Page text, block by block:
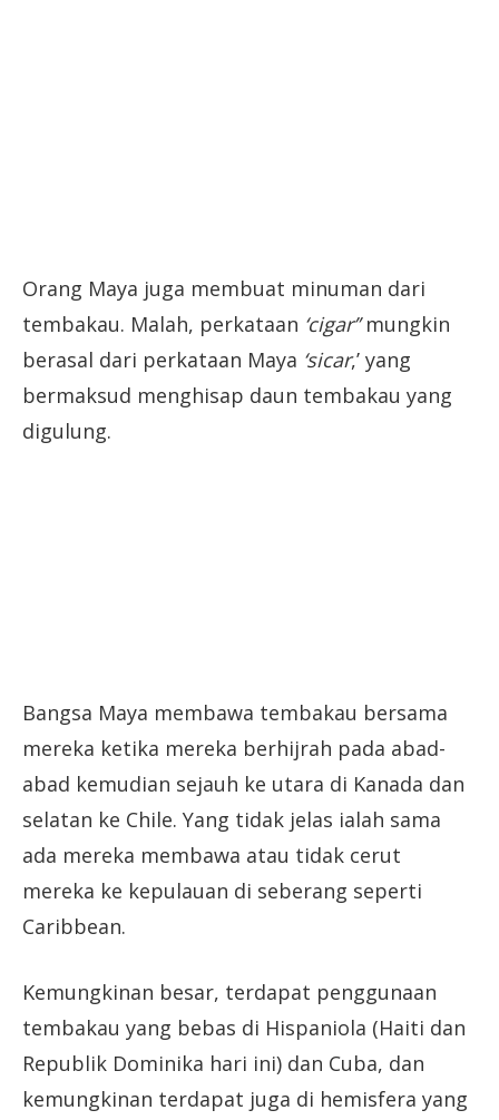
Orang Maya juga membuat minuman dari
tembakau. Malah, perkataan ‘cigar’’mungkin
berasal dari perkataan Maya ‘sicar,’ yang
bermaksud menghisap daun tembakau yang
digulung.
Bangsa Maya membawa tembakau bersama
mereka ketika mereka berhijrah pada abad-
abad kemudian sejauh ke utara di Kanada dan
selatan ke Chile. Yang tidak jelas ialah sama
ada mereka membawa atau tidak cerut
mereka ke kepulauan di seberang seperti
Caribbean.
Kemungkinan besar, terdapat penggunaan
tembakau yang bebas di Hispaniola (Haiti dan
Republik Dominika hari ini) dan Cuba, dan
kemungkinan terdapat juga di hemisfera yang